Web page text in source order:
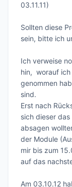
03.11.11)
Sollten diese
sein, bitte ich
Ich verweise
hin,  worauf
genommen
sind.
Erst nach
sich dieser
absagen
der Module
mir bis zum
auf das
Am 03.10.12